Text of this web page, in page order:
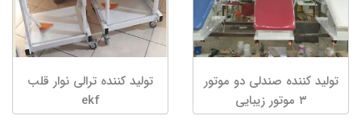
تولید کننده صندلی دو موتور
۳ موتور زیبایی
تولید کننده ترالی نوار قلب
ekf